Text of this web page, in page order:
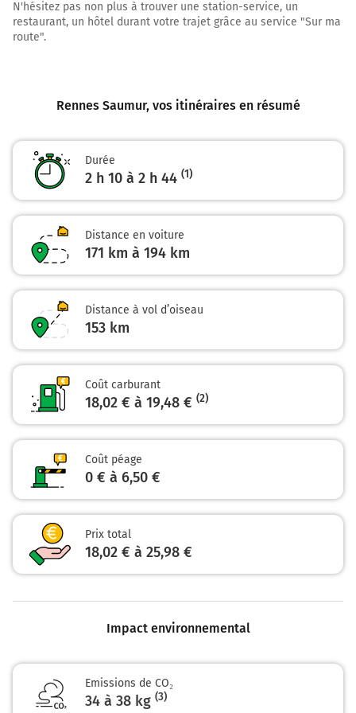
(Rue de Vern) et continuer sur 750 mètres
Petite Fossé) et continuer sur 550 mètres
Au rond-point, prendre la 3ème sortie sur D163
(D173) et continuer sur 6,3 kilomètres
D173
Continuer D41 sur 41 kilomètres
Rue de Bruxelles
D94
16,4 km
continuer sur 4,1 kilomètres
Au rond-point, prendre la 2ème sortie sur D775 et
continuer sur 18 kilomètres
Au rond-point, prendre la 3ème sortie sur D775 et
Angers
Segré
80 km
N'hésitez pas non plus à trouver une station-service, un
restaurant, un hôtel durant votre trajet grâce au service "Sur ma
route".
Rennes Saumur, vos itinéraires en résumé
Durée
2 h 10 à 2 h 44 (1)
Distance en voiture
171 km à 194 km
Distance à vol d’oiseau
153 km
Coût carburant
18,02 € à 19,48 € (2)
Coût péage
0 € à 6,50 €
Prix total
18,02 € à 25,98 €
Impact environnemental
Emissions de CO₂
34 à 38 kg (3)